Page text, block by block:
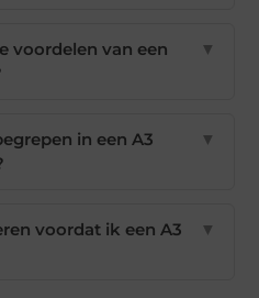
voordelen van een
▼
in een A3
▼
voordat ik een A3
▼